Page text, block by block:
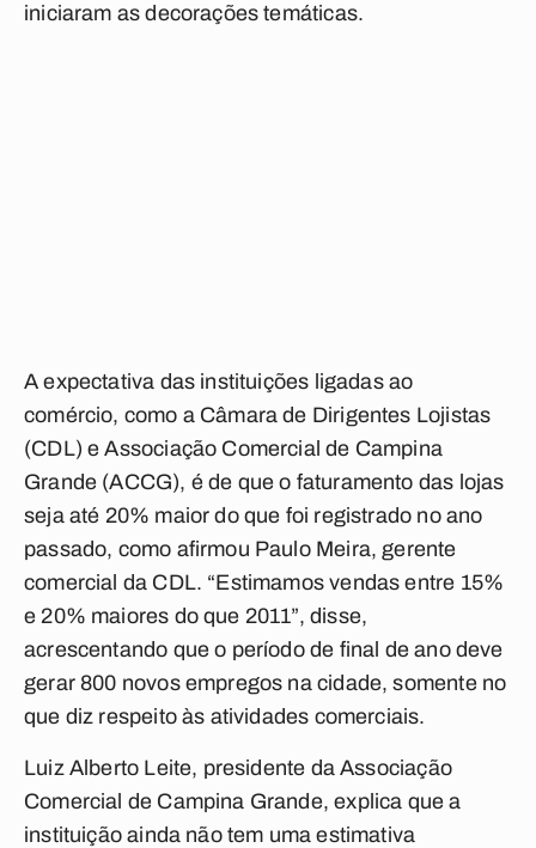
iniciaram as decorações temáticas.
A expectativa das instituições ligadas ao
comércio, como a Câmara de Dirigentes Lojistas
(CDL) e Associação Comercial de Campina
Grande (ACCG), é de que o faturamento das lojas
seja até 20% maior do que foi registrado no ano
passado, como afirmou Paulo Meira, gerente
comercial da CDL. “Estimamos vendas entre 15%
e 20% maiores do que 2011”, disse,
acrescentando que o período de final de ano deve
gerar 800 novos empregos na cidade, somente no
que diz respeito às atividades comerciais.
Luiz Alberto Leite, presidente da Associação
Comercial de Campina Grande, explica que a
instituição ainda não tem uma estimativa